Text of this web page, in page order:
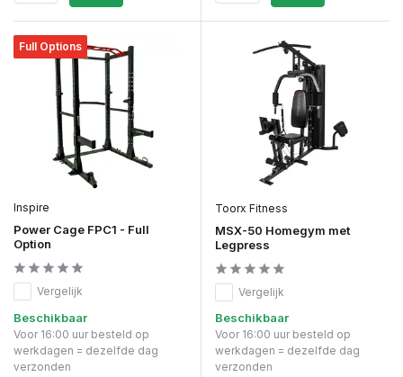
Full Options
Inspire
Power Cage FPC1 - Full
Option
Vergelijk
Beschikbaar
Voor 16:00 uur besteld op
werkdagen = dezelfde dag
verzonden
Toorx Fitness
MSX-50 Homegym met
Legpress
Vergelijk
Beschikbaar
Voor 16:00 uur besteld op
werkdagen = dezelfde dag
verzonden